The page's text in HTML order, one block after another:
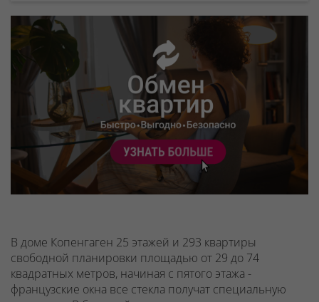
В доме Копенгаген 25 этажей и 293 квартиры
свободной планировки площадью от 29 до 74
квадратных метров, начиная с пятого этажа -
французские окна все стекла получат специальную